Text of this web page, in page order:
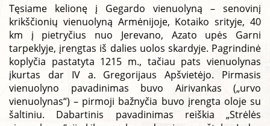
Tęsiame kelionę į Gegardo vienuolyną – senovinį
krikščionių vienuolyną Armėnijoje, Kotaiko srityje, 40
km į pietryčius nuo Jerevano, Azato upės Garni
tarpeklyje, įrengtas iš dalies uolos skardyje. Pagrindinė
koplyčia pastatyta 1215 m., tačiau pats vienuolynas
įkurtas dar IV a. Gregorijaus Apšvietėjo. Pirmasis
vienuolyno pavadinimas buvo Airivankas („urvo
vienuolynas“) – pirmoji bažnyčia buvo įrengta oloje su
šaltiniu. Dabartinis pavadinimas reiškia „Strėlės